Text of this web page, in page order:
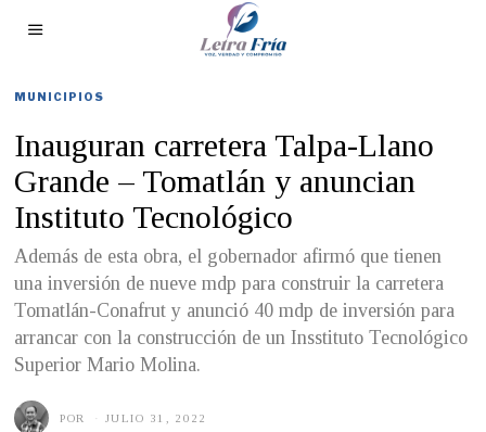
MUNICIPIOS
Inauguran carretera Talpa-Llano
Grande – Tomatlán y anuncian
Instituto Tecnológico
Además de esta obra, el gobernador afirmó que tienen
una inversión de nueve mdp para construir la carretera
Tomatlán-Conafrut y anunció 40 mdp de inversión para
arrancar con la construcción de un Insstituto Tecnológico
Superior Mario Molina.
POR JULIO 31, 2022